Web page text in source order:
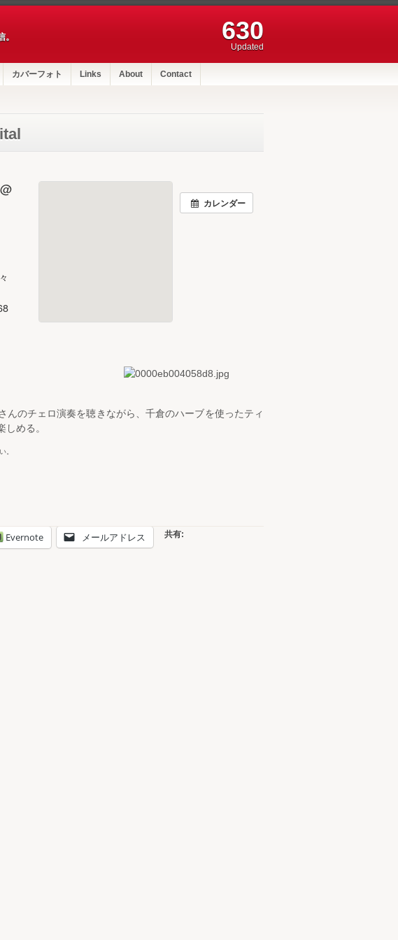
630
Updated
カバーフォト Links About Contact
カレンダー
んのチェロ演奏を聴きながら、千倉のハーブを使ったティ
める。
。
共有:
Evernote メールアドレス